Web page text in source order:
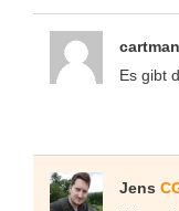
Es gibt
Jens